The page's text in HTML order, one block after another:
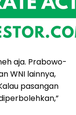
aja. Prabowo-
WNI lainnya,
pasangan